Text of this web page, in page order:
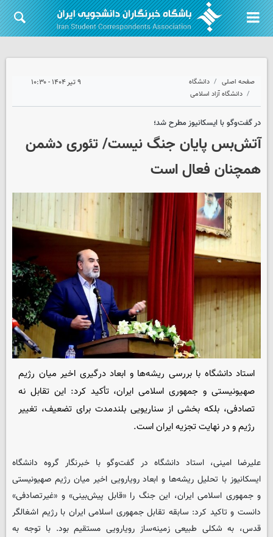
صفحه اصلی
دانشگاه
دانشگاه آزاد اسلامی
۹ تیر ۱۴۰۴ - ۱۰:۳۰
در گفت‌وگو با ایسکانیوز مطرح شد؛
آتش‌بس پایان جنگ نیست/ تئوری دشمن
همچنان فعال است
استاد دانشگاه با بررسی ریشه‌ها و ابعاد درگیری اخیر میان رژیم
صهیونیستی و جمهوری اسلامی ایران، تأکید کرد: این تقابل نه
تصادفی، بلکه بخشی از سناریویی بلندمدت برای تضعیف، تغییر
رژیم و در نهایت تجزیه ایران است.
علیرضا امینی، استاد دانشگاه در گفت‌وگو با خبرنگار گروه دانشگاه
ایسکانیوز با تحلیل ریشه‌ها و ابعاد رویارویی اخیر میان رژیم صهیونیستی
و جمهوری اسلامی ایران، این جنگ را «قابل پیش‌بینی» و «غیرتصادفی»
دانست و تاکید کرد: سابقه تقابل جمهوری اسلامی ایران با رژیم اشغالگر
قدس، به شکلی طبیعی زمینه‌ساز رویارویی مستقیم بود. با توجه به